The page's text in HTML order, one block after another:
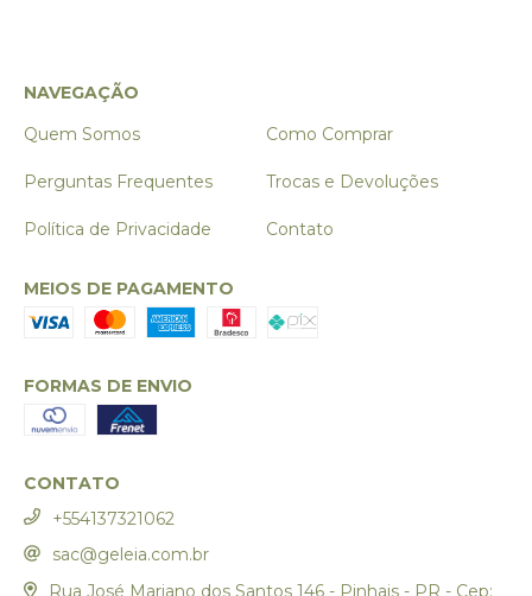
NAVEGAÇÃO
Quem Somos
Como Comprar
Perguntas Frequentes Trocas e Devoluções
Política de Privacidade Contato
MEIOS DE PAGAMENTO
FORMAS DE ENVIO
CONTATO
+554137321062
sac@geleia.com.br
Rua José Mariano dos Santos 146 - Pinhais - PR - Cep: